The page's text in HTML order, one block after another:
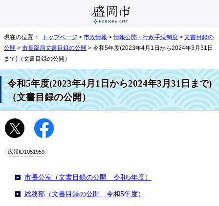
現在の位置： トップページ > 市政情報 >情報公開・行政手続制度 > 文書目録の
公開 > 市長部局文書目録の公開 > 令和5年度(2023年4月1日から2024年3月31日
まで)（文書目録の公開）
令和5年度(2023年4月1日から2024年3月31日まで)
（文書目録の公開）
広報ID1051959
市長公室（文書目録の公開 令和5年度）
総務部（文書目録の公開 令和5年度）